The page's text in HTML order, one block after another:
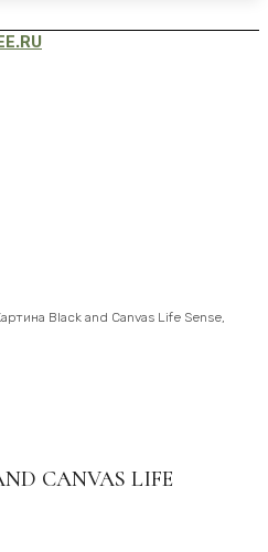
Black and Canvas Life Sense,
CANVAS LIFE